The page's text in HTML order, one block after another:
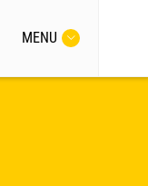
MENU